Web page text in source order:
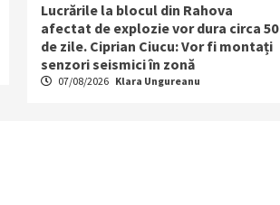
Lucrările la blocul din Rahova
afectat de explozie vor dura circa 50
de zile. Ciprian Ciucu: Vor fi montați
senzori seismici în zonă
07/08/2026 Klara Ungureanu